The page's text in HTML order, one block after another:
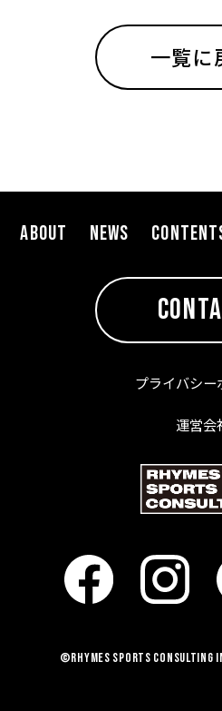
一覧に
ABOUT NEWS
プライバシー
運営会
©RHYMES SPORTS